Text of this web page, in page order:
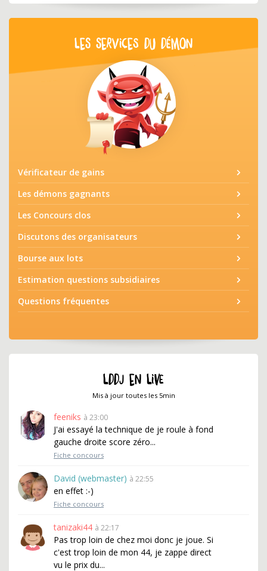
LES SERVICES DU DÉMON
Vérificateur de gains
Les démons gagnants
Les Concours clos
Discutons des organisateurs
Bourse aux lots
Estimation questions subsidiaires
Questions fréquentes
LDDJ EN LIVE
Mis à jour toutes les 5min
feeniks à 23:00
J'ai essayé la technique de je roule à fond
gauche droite score zéro...
Fiche concours
David (webmaster) à 22:55
en effet :-)
Fiche concours
tanizaki44 à 22:17
Pas trop loin de chez moi donc je joue. Si
c'est trop loin de mon 44, je zappe direct
vu le prix du...